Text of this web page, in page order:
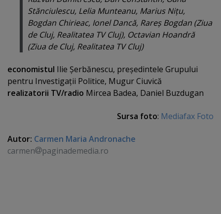
Stănciulescu, Lelia Munteanu, Marius Niţu,
Bogdan Chirieac, Ionel Dancă, Rareş Bogdan (Ziua
de Cluj, Realitatea TV Cluj), Octavian Hoandră
(Ziua de Cluj, Realitatea TV Cluj)
economistul Ilie Şerbănescu, preşedintele Grupului
pentru Investigaţii Politice, Mugur Ciuvică
realizatorii TV/radio Mircea Badea, Daniel Buzdugan
Sursa foto: Mediafax Foto
Autor: Carmen Maria Andronache
carmen
paginademedia.ro